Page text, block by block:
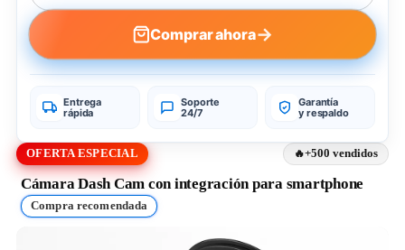
Comprar ahora→
Entrega
rápida
Soporte
24/7
Garantía
y respaldo
OFERTA ESPECIAL +500 vendidos
Cámara Dash Cam con integración para smartphone
Compra recomendada